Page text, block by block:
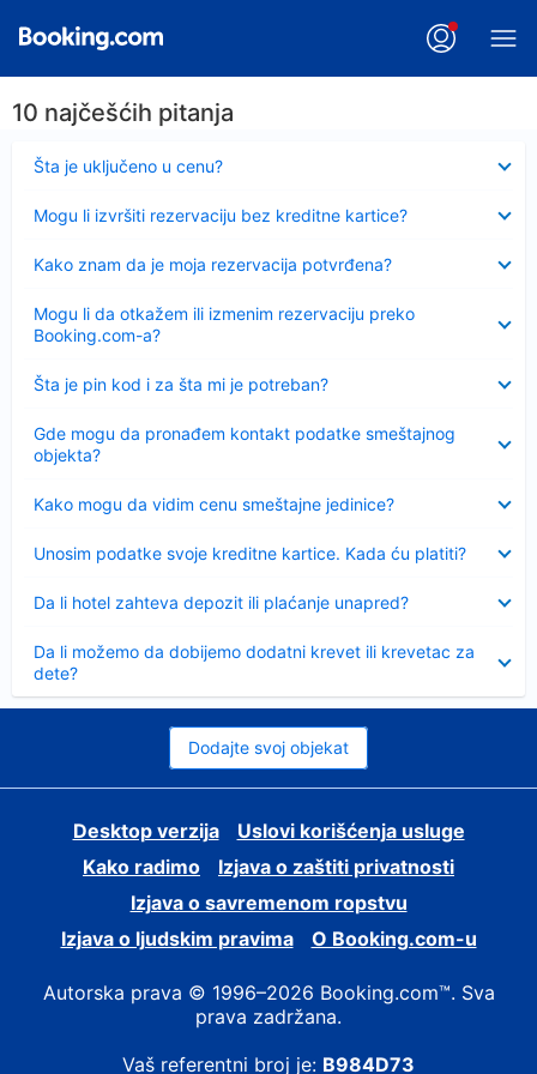
10 najčešćih pitanja
Šta je uključeno u cenu?
Sažeto
Mogu li izvršiti rezervaciju bez kreditne kartice?
Kako znam da je moja rezervacija potvrđena?
Mogu li da otkažem ili izmenim rezervaciju preko
Booking.com-a?
Šta je pin kod i za šta mi je potreban?
Sažeto
Gde mogu da pronađem kontakt podatke smeštajnog
objekta?
Kako mogu da vidim cenu smeštajne jedinice?
Unosim podatke svoje kreditne kartice. Kada ću platiti?
Da li hotel zahteva depozit ili plaćanje unapred?
Da li možemo da dobijemo dodatni krevet ili krevetac za
dete?
Dodajte svoj objekat
Desktop verzija
Uslovi korišćenja usluge
Kako radimo
Izjava o zaštiti privatnosti
Izjava o savremenom ropstvu
Izjava o ljudskim pravima
О Booking.com-u
Autorska prava © 1996–2026 Booking.com™. Sva
prava zadržana.
Vaš referentni broj je: B984D73